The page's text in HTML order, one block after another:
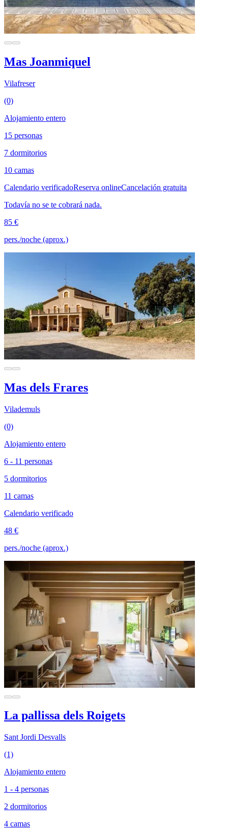
Mas Joanmiquel
Vilafreser
(0)
Alojamiento entero
15 personas
7 dormitorios
10 camas
Calendario verificadoReserva onlineCancelación gratuita
Todavía no se te cobrará nada.
85 €
pers./noche (aprox.)
Mas dels Frares
Vilademuls
(0)
Alojamiento entero
6 - 11 personas
5 dormitorios
11 camas
Calendario verificado
48 €
pers./noche (aprox.)
La pallissa dels Roigets
Sant Jordi Desvalls
(1)
Alojamiento entero
1 - 4 personas
2 dormitorios
4 camas